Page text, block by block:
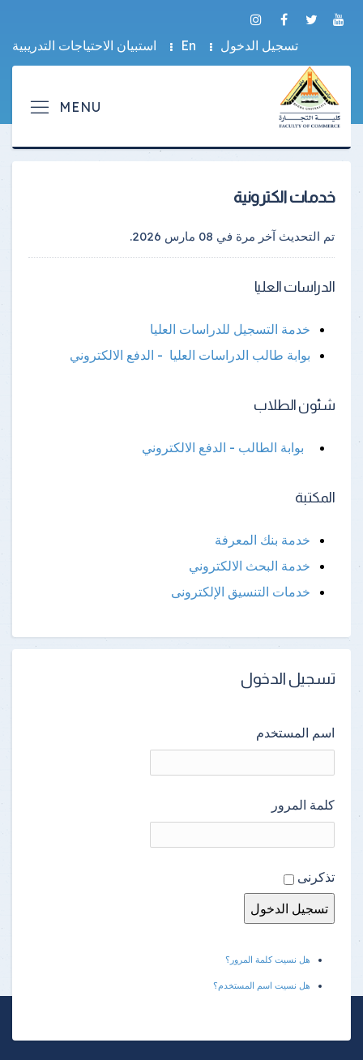
تسجيل الدخول En استبيان الاحتياجات التدريبية
خدمات الكترونية
تم التحديث آخر مرة في 08 مارس 2026 .
الدراسات العليا
خدمة التسجيل للدراسات العليا
بوابة طالب الدراسات العليا - الدفع الالكتروني
شئون الطلاب
بوابة الطالب - الدفع الالكتروني
المكتبة
خدمة بنك المعرفة
خدمة البحث الالكتروني
خدمات التنسيق الإلكترونى
تسجيل الدخول
اسم المستخدم
كلمة المرور
تذكرنى
هل نسيت كلمة المرور؟
هل نسيت اسم المستخدم؟